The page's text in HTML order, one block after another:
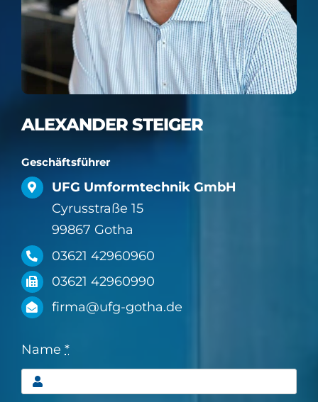
ALEXANDER STEIGER
Geschäftsführer
UFG Umformtechnik GmbH
Cyrusstraße 15
99867 Gotha
03621 42960960
03621 42960990
firma@ufg-gotha.de
Name *